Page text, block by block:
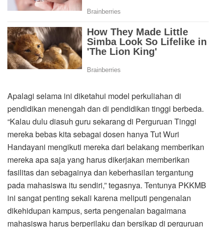
Apalagi selama ini diketahui model perkuliahan di
pendidikan menengah dan di pendidikan tinggi berbeda.
“Kalau dulu diasuh guru sekarang di Perguruan Tinggi
mereka bebas kita sebagai dosen hanya Tut Wuri
Handayani mengikuti mereka dari belakang memberikan
mereka apa saja yang harus dikerjakan memberikan
fasilitas dan sebagainya dan keberhasilan tergantung
pada mahasiswa itu sendiri,” tegasnya. Tentunya PKKMB
ini sangat penting sekali karena meliputi pengenalan
dikehidupan kampus, serta pengenalan bagaimana
mahasiswa harus berperilaku dan bersikap di perguruan